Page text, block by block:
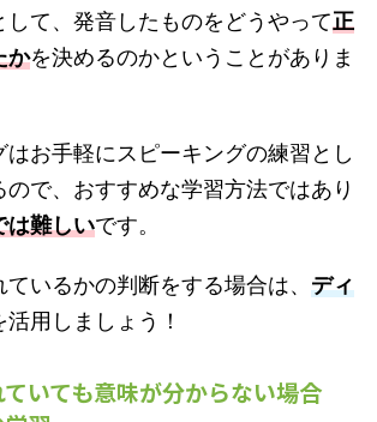
して、発音したものをどうやって正
かを決めるのかということがありま
はお手軽にスピーキングの練習とし
ので、おすすめな学習方法ではあり
は難しいです。
いるかの判断をする場合は、 ディ
活用しましょう！
いても意味が分からない場合